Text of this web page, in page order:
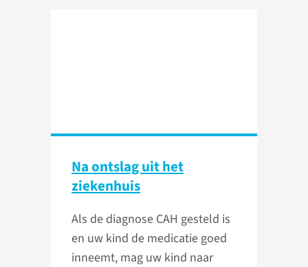
Na ontslag uit het
ziekenhuis
Als de diagnose CAH gesteld is
en uw kind de medicatie goed
inneemt, mag uw kind naar